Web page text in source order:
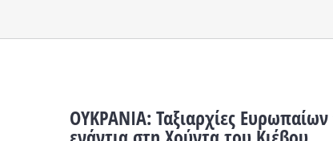
ΟΥΚΡΑΝΙΑ: Ταξιαρχίες